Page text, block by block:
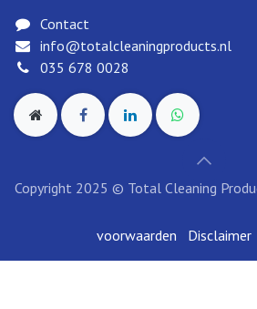
Contact
info@totalcleaningproducts.nl
035 678 0028
Copyright 2025 © Total
voorwaarden
Disclai​mer